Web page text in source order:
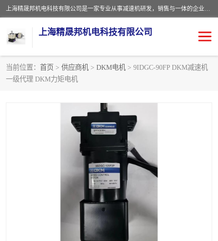
上海精晟邦机电科技有限公司是一家专业从事减速机研发，销售与一体的企业。公司拥有资深技术人员和技术团队服务人才，致力于为广大客户提供专业，细致的产品服务。主营产品有：中型减速电机，微型调速电机，精密行星减速机，蜗轮蜗杆减速机，RFKS四大系列减速机，SKM双曲面齿轮减速机，齿轮减速电机，行星减速机，防爆电机，变频器等系列；产品广泛用于汽车，船舶，能源，环保，包装，物流等领域，欢迎咨询。
上海精晟邦机电科技有限公司
当前位置： 首页 > 供应商机 > DKM电机 > 9IDGC-90FP DKM减速机
一级代理 DKM力矩电机
减速电机
精晟邦四大系列
精晟邦微型齿轮减速电机
晟邦电机
东元电机